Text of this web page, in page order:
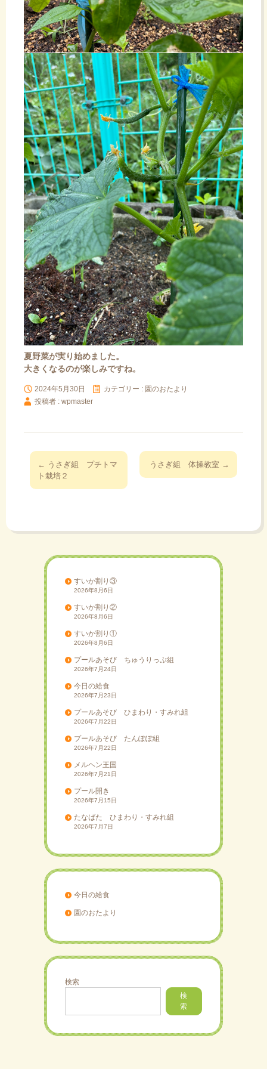
夏野菜が実り始めました。
大きくなるのが楽しみですね。
2024年5月30日 カテゴリー : 園のおたより
投稿者 : wpmaster
投
ナ
← うさぎ組 プチトマ
ト栽培２
うさぎ組 体操教室 →
すいか割り③
2026年8月6日
すいか割り②
2026年8月6日
すいか割り①
2026年8月6日
プールあそび ちゅうりっぷ組
2026年7月24日
今日の給食
2026年7月23日
プールあそび ひまわり・すみれ組
2026年7月22日
プールあそび たんぽぽ組
2026年7月22日
メルヘン王国
2026年7月21日
プール開き
2026年7月15日
たなばた ひまわり・すみれ組
2026年7月7日
今日の給食
園のおたより
検索
検
索